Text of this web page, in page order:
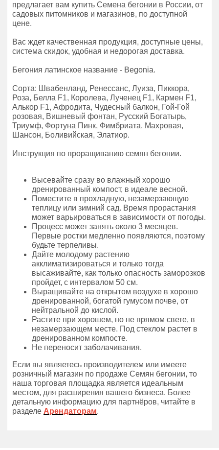
предлагает вам купить Семена бегонии в России, от
садовых питомников и магазинов, по доступной
цене.
Вас ждет качественная продукция, доступные цены,
система скидок, удобная и недорогая доставка.
Бегония латинское название - Begonia.
Сорта: Швабенланд, Ренессанс, Луиза, Пиккора,
Роза, Белла F1, Королева, Лученец F1, Кармен F1,
Алькор F1, Афродита, Чудесный балкон, Гой-Гой
розовая, Вишневый фонтан, Русский Богатырь,
Триумф, Фортуна Пинк, Фимбриата, Махровая,
Шансон, Боливийская, Элатиор.
Инструкция по проращиванию семян бегонии.
Высевайте сразу во влажный хорошо
дренированный компост, в идеале весной.
Поместите в прохладную, незамерзающую
теплицу или зимний сад. Время прорастания
может варьироваться в зависимости от погоды.
Процесс может занять около 3 месяцев.
Первые ростки медленно появляются, поэтому
будьте терпеливы.
Дайте молодому растению
акклиматизироваться и только тогда
высаживайте, как только опасность заморозков
пройдет, с интервалом 50 см.
Выращивайте на открытом воздухе в хорошо
дренированной, богатой гумусом почве, от
нейтральной до кислой.
Растите при хорошем, но не прямом свете, в
незамерзающем месте. Под стеклом растет в
дренированном компосте.
Не переносит заболачивания.
Если вы являетесь производителем или имеете
розничный магазин по продаже Семян бегонии, то
наша торговая площадка является идеальным
местом, для расширения вашего бизнеса. Более
детальную информацию для партнёров, читайте в
разделе Арендаторам.